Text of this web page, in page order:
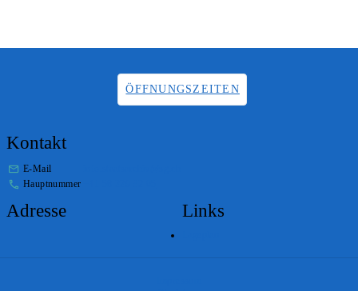
ÖFFNUNGSZEITEN
Kontakt
E-Mail
Hauptnummer
Adresse Links